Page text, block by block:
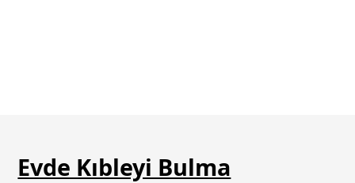
Evde Kıbleyi Bulma